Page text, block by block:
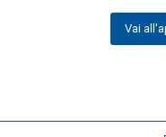
Vai